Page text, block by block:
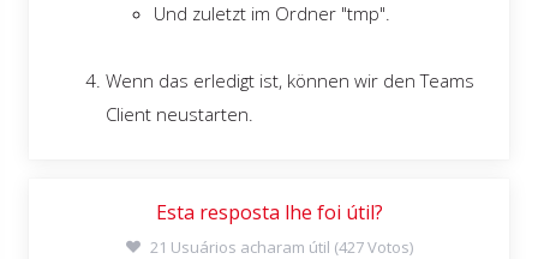
Und zuletzt im Ordner "tmp".
Wenn das erledigt ist, können wir den Teams
Client neustarten.
Esta resposta lhe foi útil?
21 Usuários acharam útil (427 Votos)